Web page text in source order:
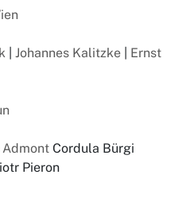
Johannes Kalitzke
Ernst
Admont Cordula Bürgi
Pieron